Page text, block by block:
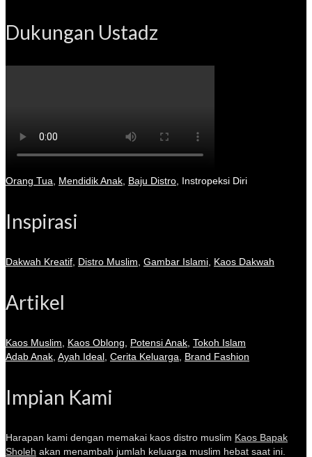
Dukungan Ustadz
Orang Tua, Mendidik Anak, Baju Distro, Instropeksi Diri
Inspirasi
Dakwah Kreatif, Distro Muslim, Gambar Islami, Kaos Dakwah
Artikel
Kaos Muslim, Kaos Oblong, Potensi Anak, Tokoh Islam
Adab Anak, Ayah Ideal, Cerita Keluarga, Brand Fashion
Impian Kami
Harapan kami dengan memakai kaos distro muslim Kaos Bapak
Sholeh akan menambah jumlah keluarga muslim hebat saat ini.